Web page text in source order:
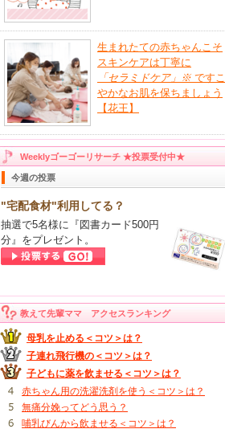
生まれたての赤ちゃんこそ
スキンケアは丁寧に
「セラミドケア」 ※ ですこ
やかなお肌を保ちましょう
【花王】
Weeklyゴーゴーリサーチ ★投票受付中★
今週の投票
"宅配食材"利用してる？
抽選で5名様に『図書カード500円
分』をプレゼント。
教えて先輩ママ アクセスランキング
母乳を止める＜コツ＞は？
子連れ飛行機の＜コツ＞は？
子どもに薬を飲ませる＜コツ＞は？
赤ちゃん用の洗濯洗剤を使う＜コツ＞は？
無痛分娩ってどう思う？
哺乳びんから飲ませる＜コツ＞は？